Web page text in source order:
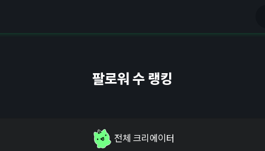
팔로워 수 랭킹
전체 크리에이터